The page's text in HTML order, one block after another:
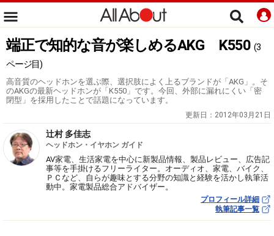
端正で知的な音が楽しめるAKG K550 (3
ページ目)
高音質のヘッドホンを選ぶ際、選択肢によく上るブランドが「AKG」。そ
のAKGの最新ヘッドホンが「K550」です。今回、外部に漏れにくい「密
閉型」を採用したことで話題になっています。
更新日： 2012年03月21日
辻村 多佳志
ヘッドホン・イヤホン ガイド
AV家電、生活家電を中心に新製品情報、製品レビュー、広告記
事等を手掛けるフリーライター。オーディオ、家電、バイク、
ＰＣなど、自らが趣味とする分野の知識と経験を活かし執筆活
動中。家電製品総合アドバイザー。
プロフィール詳細
執筆記事一覧